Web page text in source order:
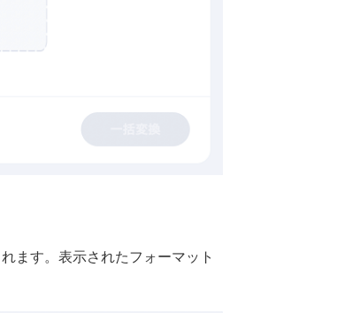
ます。表示されたフォーマット